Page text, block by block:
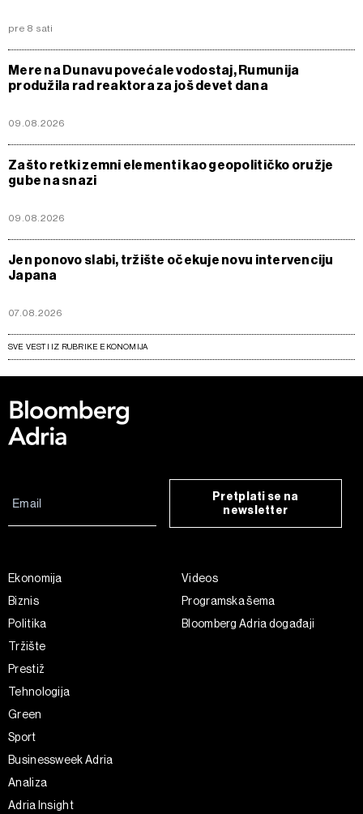
pre 8 sati
Mere na Dunavu povećale vodostaj, Rumunija
produžila rad reaktora za još devet dana
09.08.2026
Zašto retki zemni elementi kao geopolitičko oružje
gube na snazi
09.08.2026
Jen ponovo slabi, tržište očekuje novu intervenciju
Japana
07.08.2026
SVE VESTI IZ RUBRIKE EKONOMIJA
Pretplati se na
newsletter
Ekonomija
Biznis
Politika
Tržište
Prestiž
Tehnologija
Green
Sport
Businessweek Adria
Analiza
Adria Insight
Videos
Programska šema
Bloomberg Adria događaji